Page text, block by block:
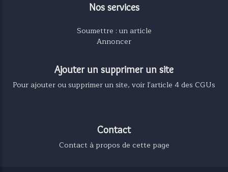
Nos services
Soumettre : un article
Annoncer
Ajouter un supprimer un site
Pour ajouter ou supprimer un site, voir l'article 4 des CGUs
Contact
Contact à propos de cette page